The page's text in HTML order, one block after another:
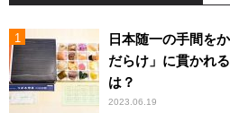
日本随一の手間を
だらけ」に貫かれ
は？
2023.06.19